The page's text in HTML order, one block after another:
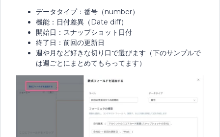
データタイプ：番号（number）
機能：日付差異（Date diff）
開始日：スナップショット日付
終了日：前回の更新日
週や月など好きな切り口で選びます（下のサンプルで
は週ごとにまとめてもらってます）